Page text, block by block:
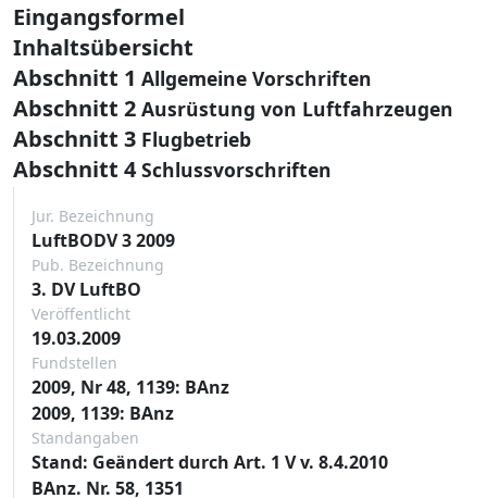
Eingangsformel
Inhaltsübersicht
Abschnitt 1 Allgemeine Vorschriften
Abschnitt 2 Ausrüstung von Luftfahrzeugen
Abschnitt 3 Flugbetrieb
Abschnitt 4 Schlussvorschriften
Jur. Bezeichnung
LuftBODV 3 2009
Pub. Bezeichnung
3. DV LuftBO
Veröffentlicht
19.03.2009
Fundstellen
2009, Nr 48, 1139: BAnz
2009, 1139: BAnz
Standangaben
Stand: Geändert durch Art. 1 V v. 8.4.2010
BAnz. Nr. 58, 1351